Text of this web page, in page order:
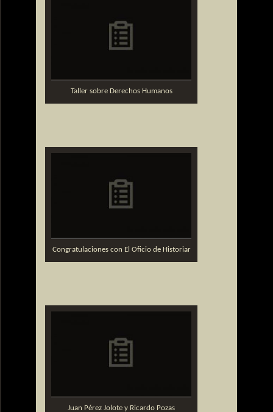
Taller sobre Derechos Humanos
Congratulaciones con El Oficio de Historiar
Juan Pérez Jolote y Ricardo Pozas